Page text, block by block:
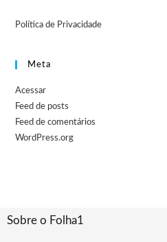
Política de Privacidade
Meta
Acessar
Feed de posts
Feed de comentários
WordPress.org
Sobre o Folha1